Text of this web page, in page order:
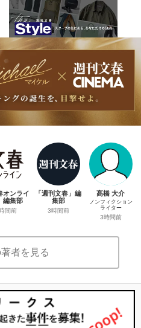
オンライ
編集部
間前
「週刊文春」編
集部
3時間前
髙橋 大介
ノンフィクション
ライター
3時間前
者を見る